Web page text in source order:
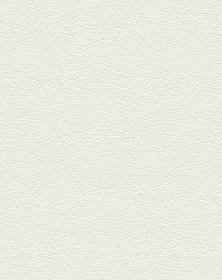
レー
武蔵小路で人気の『ヒレ肉じゅ
んちゃん』へ。『銀ハイ』で乾
杯！ブ...
2025年9月26日放送
フォンダンエッグ＆二郎
系にんにくパスタ
北区麻生田の人気店『多酒多菜
満月』へ。『しろ』水割で乾
杯！出...
2025年9月5日放送
あくまのポテサラ＆変わ
り天ぷら盛り合わせ
武蔵小路の「たぬきと銀杏」で
自慢の「変わり天ぷら」を
「KAORU」...
2025年8月15日放送
お刺身盛り合わせ＆干物
盛りの七輪焼き
酒場通りの「食楽みかげ」は、
オーナーこだわりの魚料理が味
わえ...
2025年7月25日放送
朝ごはんプレート＆かん
ぱちのカマ(塩焼き)
並木坂では珍しい朝ごはんの店